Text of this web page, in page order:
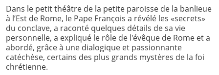
Dans le petit théâtre de la petite paroisse de la banlieue
à l’Est de Rome, le Pape François a révélé les «secrets»
du conclave, a raconté quelques détails de sa vie
personnelle, a expliqué le rôle de l'évêque de Rome et a
abordé, grâce à une dialogique et passionnante
catéchèse, certains des plus grands mystères de la foi
chrétienne.